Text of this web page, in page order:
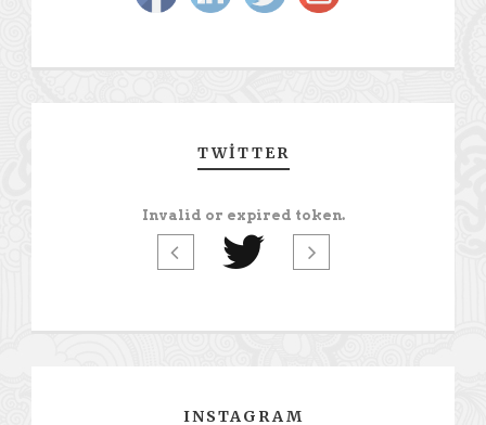
TWITTER
Invalid or expired token.
INSTAGRAM